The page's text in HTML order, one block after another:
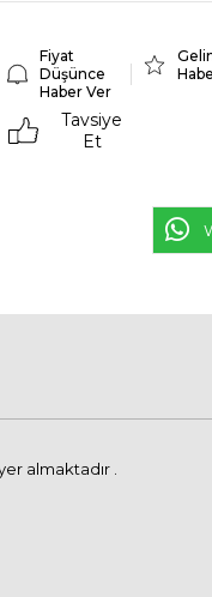
Fiyat
Düşünce
Haber Ver
Tavsiye
Et
almaktadır .